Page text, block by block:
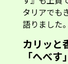
タリアでも
語りました。
カリッと
「へべ